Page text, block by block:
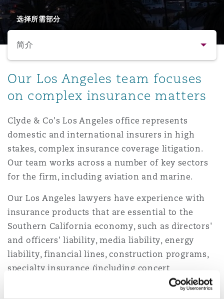
Emergency Response & Crisis
Management
Finance & Leasing
Fleet Procurement
Insurance Coverage
MRO (Maintenance, Repair &
Non-Contentious
Regulatory
劳动、养老金和移民n
技术、外包与数据
险和再保险
Employers' & Public Liability
Employment Practices
Energy
Financial Institutions,
Officers
Healthcare
Insurance Coverage
目和建筑工程
Public Procurement
Fraud & White-Collar Crime
Safety, Security, Health &
Eco Audit
罗比 – 联营办公室
港
隆坡 – 联营办公室
德里 – 联营办公室
海
加坡
保罗
达
雅得
拉斯
佛
斯维加斯
阿密
特利尔
里
柏林（圣史蒂芬绿地大厦）
丁堡
尔福德
堡
选择所需部分
简介
简介
人员
法律解析
业务领域
Our Los Angeles team focuses
on complex insurance matters
Clyde & Co's Los Angeles office represents
domestic and international insurers in high
stakes, complex insurance coverage litigation.
Our team works across a number of key sectors
for the firm, including aviation and marine.
Our Los Angeles lawyers have experience with
insurance products that are essential to the
Southern California economy, such as directors'
and officers' liability, media liability, energy
liability, financial lines, construction programs,
specialty insurance (including concert
cancelation, accident and health, and travel